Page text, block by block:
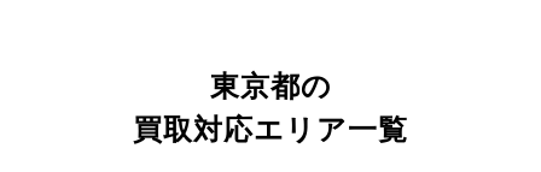
東京都の
買取対応エリア一覧